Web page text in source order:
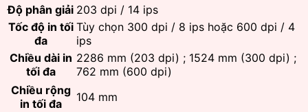
Độ phân giải 203 dpi / 14 ips
Tốc độ in tối
đa
Tùy chọn 300 dpi / 8 ips hoặc 600 dpi / 4
ips
Chiều dài in
tối đa
2286 mm (203 dpi) ; 1524 mm (300 dpi) ;
762 mm (600 dpi)
Chiều rộng
in tối đa
104 mm